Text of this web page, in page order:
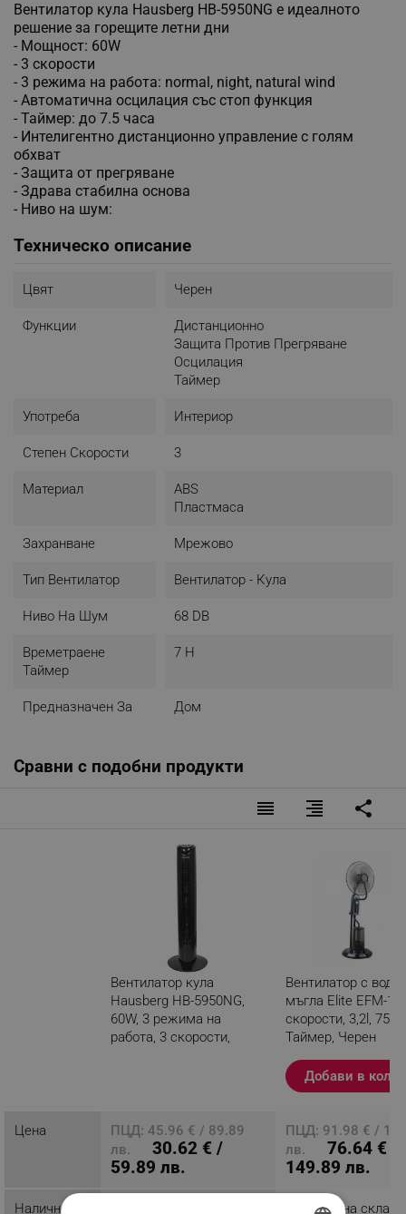
Вентилатор кула Hausberg HB-5950NG е идеалното
решение за горещите летни дни
- Мощност: 60W
- 3 скорости
- 3 режима на работа: normal, night, natural wind
- Автоматична осцилация със стоп функция
- Таймер: до 7.5 часа
- Интелигентно дистанционно управление с голям
обхват
- Защита от прегряване
- Здрава стабилна основа
- Ниво на шум:
Техническо описание
Цвят Черен
Функции
Дистанционно
Защита Против Прегряване
Осцилация
Таймер
Употреба Интериор
Степен Скорости 3
Материал
ABS
Пластмаса
Захранване Мрежово
Тип Вентилатор Вентилатор - Кула
Ниво На Шум 68 DB
Времетраене
Таймер
7 H
Предназначен За Дом
Сравни с подобни продукти
reorder format_align_right share
Вентилатор кула
Hausberg HB-5950NG,
60W, 3 режима на
работа, 3 скорости,
Вентилатор с
мъгла Elite EFM-
скорости, 3,2l, 75W,
Таймер, Черен
Добави в
Цена
ПЦД: 45.96 € / 89.89
лв.
30.62 € /
59.89 лв.
ПЦД: 91.98 € /
лв.
76.64 € /
149.89 лв.
Наличност Налично на склад